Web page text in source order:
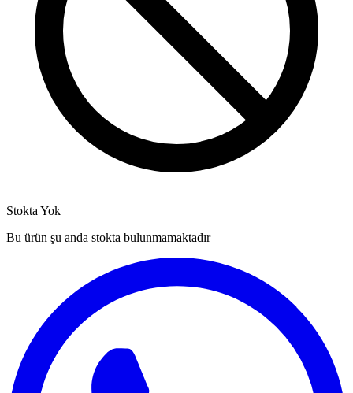
Stokta Yok
Bu ürün şu anda stokta bulunmamaktadır